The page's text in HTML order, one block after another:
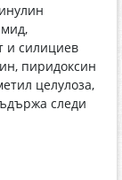
и силициев
пиридоксин
целулоза,
следи